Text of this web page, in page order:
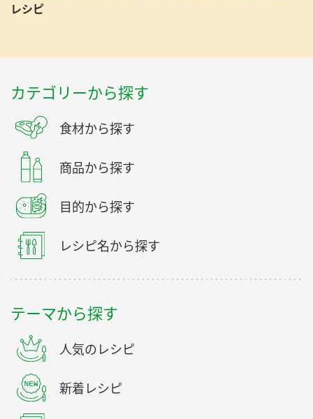
レシピ
カテゴリーから探す
食材から探す
商品から探す
目的から探す
レシピ名から探す
テーマから探す
人気のレシピ
新着レシピ